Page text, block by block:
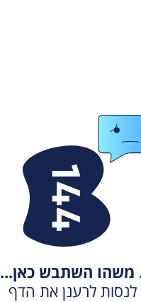
משהו השתבש כאן...
לרענן את הדף